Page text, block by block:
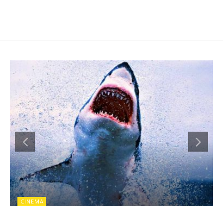
CINEMA